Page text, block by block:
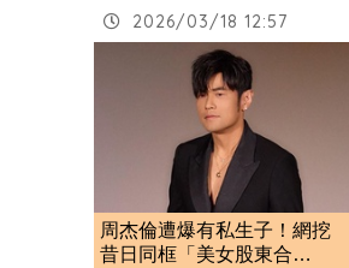
2026/03/18 12:57
周杰倫遭爆有私生子！網挖
昔日同框「美女股東合